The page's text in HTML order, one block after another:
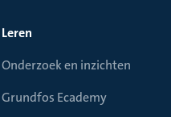
Leren
Onderzoek en inzichten
Grundfos Ecademy